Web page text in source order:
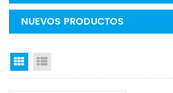
NUEVOS PRODUCTOS
Grid View